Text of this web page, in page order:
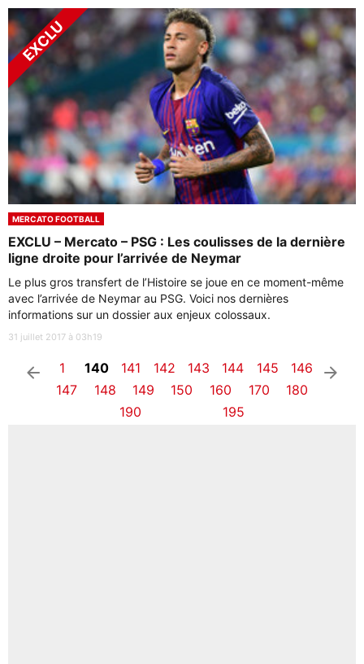
MERCATO FOOTBALL
EXCLU – Mercato – PSG : Les coulisses de la dernière
ligne droite pour l’arrivée de Neymar
Le plus gros transfert de l’Histoire se joue en ce moment-même
avec l’arrivée de Neymar au PSG. Voici nos dernières
informations sur un dossier aux enjeux colossaux.
31 juillet 2017 à 03h19
arrow_left 1 140 141 142 143 144 145
146
147
148 149 150 160 170
180
190
195
arrow_right